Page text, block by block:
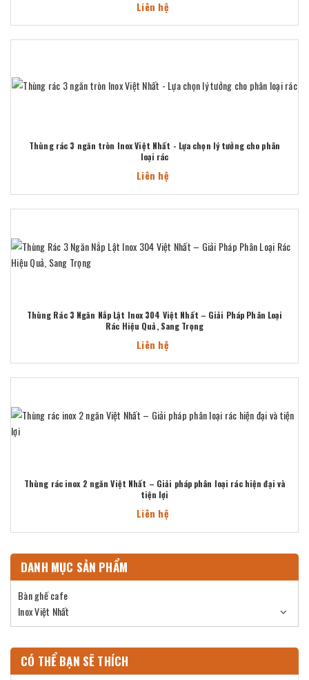
Liên hệ
Thùng rác 3 ngăn tròn Inox Việt Nhất - Lựa chọn lý tưởng cho phân
loại rác
Liên hệ
Thùng Rác 3 Ngăn Nắp Lật Inox 304 Việt Nhất – Giải Pháp Phân Loại
Rác Hiệu Quả, Sang Trọng
Liên hệ
Thùng rác inox 2 ngăn Việt Nhất – Giải pháp phân loại rác hiện đại và
tiện lợi
Liên hệ
DANH MỤC SẢN PHẨM
Bàn ghế cafe
Inox Việt Nhất
CÓ THỂ BẠN SẼ THÍCH